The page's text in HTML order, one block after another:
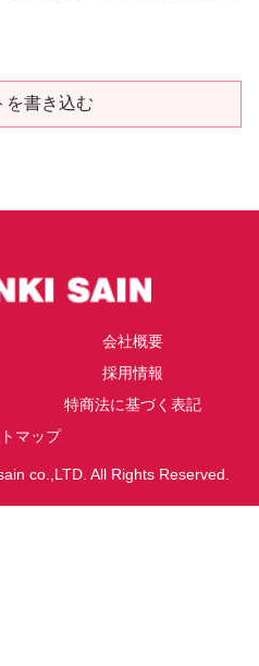
を書き込む
会社概要
採用情報
特商法に基づく表記
マップ
co.,LTD. All Rights Reserved.